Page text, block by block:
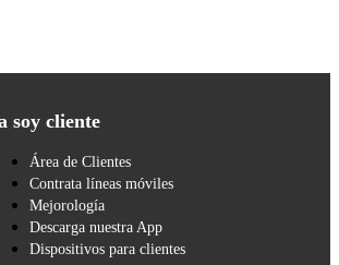
soy cliente
Área de Clientes
Contrata líneas móviles
Mejorología
Descarga nuestra App
Dispositivos para clientes